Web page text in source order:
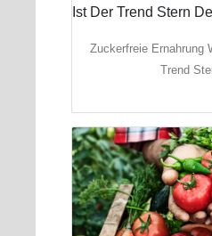
Zuckerfreie Ernahrung
Trend